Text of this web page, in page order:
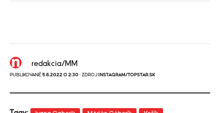
redakcia/MM
PUBLIKOVANÉ 5.6.2022 O 2:30 · ZDROJ INSTAGRAM/TOPSTAR.SK